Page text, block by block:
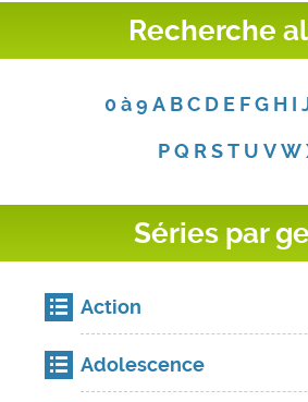
Recherche
0 à 9 A B C D E F G H I
P Q R S T U V W
Séries par
Action
Adolescence